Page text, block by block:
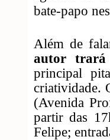
bate-papo
Além de
autor trará
principal
criatividade.
(Avenida
partir das
Felipe;